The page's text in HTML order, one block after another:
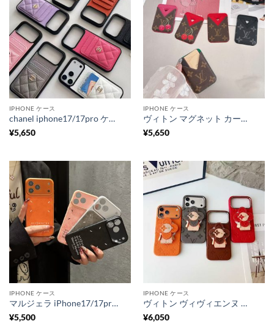
IPHONE ケース
chanel iphone17/17pro ケース シャネル 風 スマホケース iphone16/15pro ケース カード 収納 iphoneケース 背面収納 ハイブランド iphone14/13pro max ケース 女子 ブランド
¥5,650
IPHONE ケース
ヴィトン マグネット カード ケース magsafe カード ケース ブランド ルイ ヴィトン ポルト カルト マグネット magsafe カード ケース かわいい iphone カード ケース 磁石
¥5,650
IPHONE ケース
マルジェラ iPhone17/17proケース メンズ プレゼント Margiela スマホケース 似てる ブランド ハイブランド スマホケース メンズ 30代 40代 大人カップル IPhone16/15proケース
¥5,500
IPHONE ケース
ヴィトン ヴィヴィエンヌ スマホケース magsafe 対応 ケース ブランド ルイ ヴィトン iphone17/17pro max ケース グリップ 付き iphone16/16proケース ブランド レディース マグセーフ 対応 ケース かわいい
¥6,050